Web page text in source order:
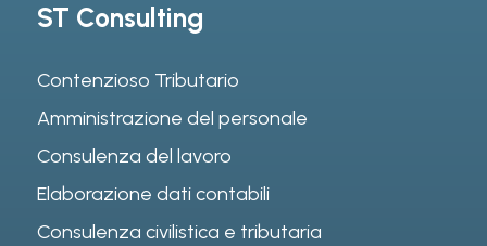
ST Consulting
Contenzioso Tributario
Amministrazione del personale
Consulenza del lavoro
Elaborazione dati contabili
Consulenza civilistica e tributaria